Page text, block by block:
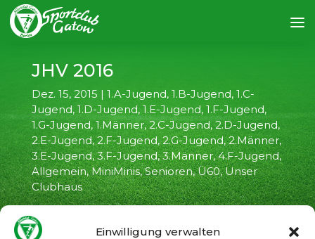
Einwilligung verwalten
JHV 2016
Dez. 15, 2015 | 1.A-Jugend, 1.B-Jugend, 1.C-
Jugend, 1.D-Jugend,1.E-Jugend, 1.F-Jugend,
1.G-Jugend,1.Männer,2.C-Jugend,2.D-Jugend,
2.E-Jugend,2.F-Jugend,2.G-Jugend,2.Männer,
3.E-Jugend,3.F-Jugend,3.Männer,4.F-Jugend,
Allgemein,MiniMinis,Senioren,Ü60,Unser
Clubhaus